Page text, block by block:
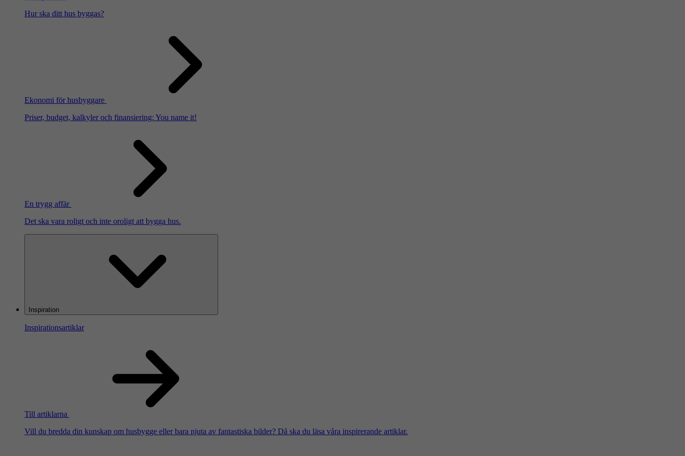
Hur ska ditt hus byggas?
Ekonomi för husbyggare
Priser, budget, kalkyler och finansiering: You name it!
En trygg affär
Det ska vara roligt och inte oroligt att bygga hus.
Inspiration
Inspirationsartiklar
Till artiklarna
Vill du bredda din kunskap om husbygge eller bara njuta av fantastiska bilder? Då ska du läsa våra inspirerande artiklar.